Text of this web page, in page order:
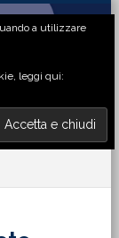
a utilizzare
leggi qui: